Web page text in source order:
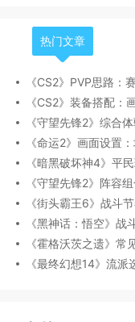
热门文章
《CS2》PVP思路：
《CS2》装备搭配：
《守望先锋2》综合
《命运2》画面设置
《暗黑破坏神4》平
《守望先锋2》阵容
《街头霸王6》战斗
《黑神话：悟空》战
《霍格沃茨之遗》常
《最终幻想14》流